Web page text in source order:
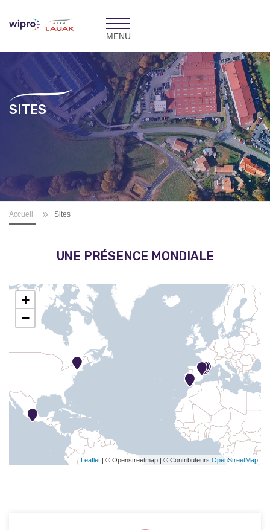
Toggle
navigation
SITES
Accueil » Sites
UNE PRÉSENCE MONDIALE
+
−
Leaflet | © Openstreetmap | © Contributeurs OpenStreetMap